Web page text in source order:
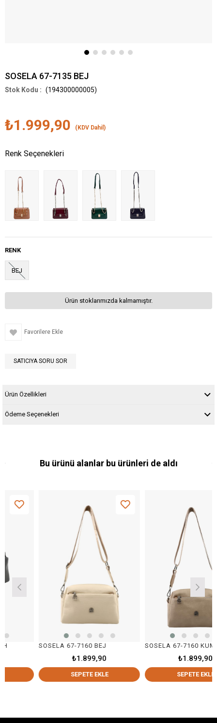
SOSELA 67-7135 BEJ
(194300000005)
₺1.999,90 (KDV Dahil)
Renk Seçenekleri
RENK
BEJ
Ürün stoklarımızda kalmamıştır.
Favorilere Ekle
SATICIYA SORU SOR
Ürün Özellikleri
Ödeme Seçenekleri
Bu ürünü alanlar bu ürünleri de aldı
SOSELA 67-7160 BEJ
₺1.899,90
SEPETE EKLE
SOSELA 67-7160 KUM
₺1.899,90
SEPETE EKLE